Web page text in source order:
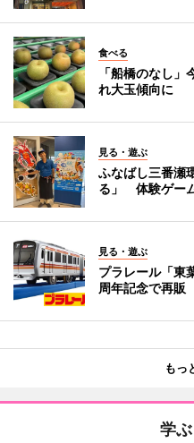
食べる
「船橋のなし
れ大玉傾向に
見る・遊ぶ
ふなばし三番瀬
る」 体験ゲー
見る・遊ぶ
プラレール「
周年記念で再販
もっ
学